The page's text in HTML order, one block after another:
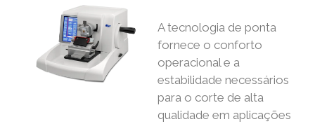
A tecnologia de ponta
fornece o conforto
operacional e a
estabilidade necessários
para o corte de alta
qualidade em aplicações